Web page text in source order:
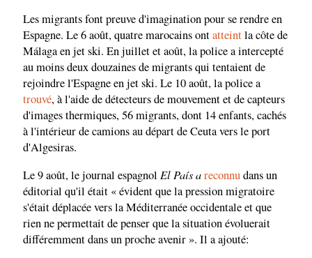
Les migrants font preuve d'imagination pour se rendre en
Espagne. Le 6 août, quatre marocains ontatteintla côte de
Málaga en jet ski. En juillet et août, la police a intercepté
au moins deux douzaines de migrants qui tentaient de
rejoindre l'Espagne en jet ski. Le 10 août, la police a
trouvé, à l'aide de détecteurs de mouvement et de capteurs
d'images thermiques, 56 migrants, dont 14 enfants, cachés
à l'intérieur de camions au départ de Ceuta vers le port
d'Algesiras.
Le 9 août, le journal espagnol El País areconnudans un
éditorial qu'il était « évident que la pression migratoire
s'était déplacée vers la Méditerranée occidentale et que
rien ne permettait de penser que la situation évoluerait
différemment dans un proche avenir ». Il a ajouté: